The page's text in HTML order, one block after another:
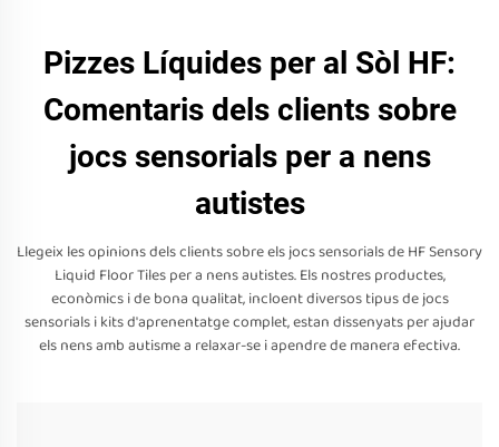
Pizzes Líquides per al Sòl HF:
Comentaris dels clients sobre
jocs sensorials per a nens
autistes
Llegeix les opinions dels clients sobre els jocs sensorials de HF Sensory
Liquid Floor Tiles per a nens autistes. Els nostres productes,
econòmics i de bona qualitat, incloent diversos tipus de jocs
sensorials i kits d'aprenentatge complet, estan dissenyats per ajudar
els nens amb autisme a relaxar-se i apendre de manera efectiva.